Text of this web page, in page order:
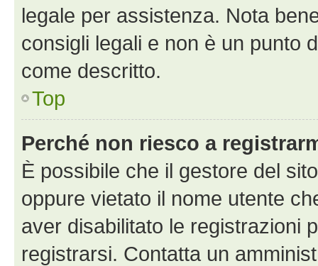
legale per assistenza. Nota
consigli legali e non è un punto
come descritto.
Top
Perché non riesco a
È possibile che il gestore del
oppure vietato il nome utente
aver disabilitato le registrazioni
registrarsi. Contatta un